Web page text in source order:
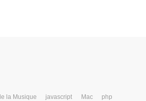
la Musique javascript Mac
php